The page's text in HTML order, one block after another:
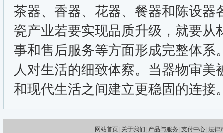
茶器、香器、花器、餐器和陈设
瓷产业若要实现品质升级，就要
事和售后服务等方面形成完整体
人对生活的细致体察。当器物审
和现代生活之间建立更稳固的连接
网站首页| 关于我们 | 产品与服务| 支付中心| 法